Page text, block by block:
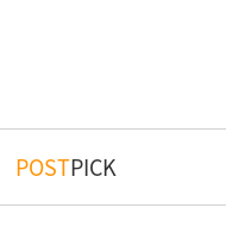
POSTPICK